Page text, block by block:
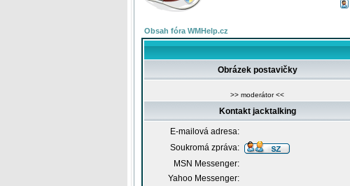
Obsah fóra WMHelp.cz
Obrázek postavičky
>> moderátor <<
Kontakt jacktalking
E-mailová adresa:
Soukromá zpráva:
MSN Messenger:
Yahoo Messenger: